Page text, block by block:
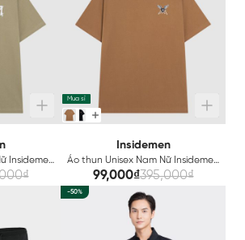
Insidemen
Mua sỉ
Insidemen
Áo thun Unisex Nam Nữ Insidemen
ITS089S3
99,000₫395,000₫
-50%